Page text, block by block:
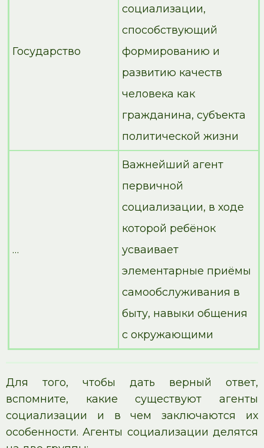
Государство
социализации,
способствующий
формированию и
развитию качеств
человека как
гражданина, субъекта
политической жизни
…
Важнейший агент
первичной
социализации, в ходе
которой ребёнок
усваивает
элементарные приёмы
самообслуживания в
быту, навыки общения
с окружающими
Для того, чтобы дать верный ответ,
вспомните, какие существуют агенты
социализации и в чем заключаются их
особенности. Агенты социализации делятся